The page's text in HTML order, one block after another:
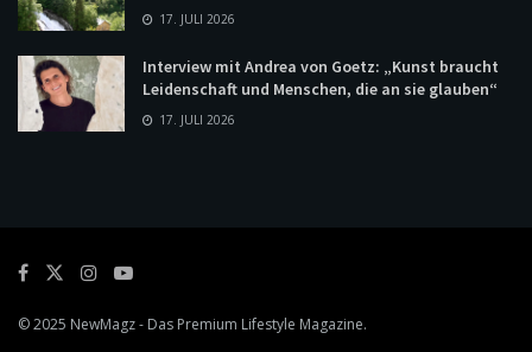
17. JULI 2026
Interview mit Andrea von Goetz: „Kunst braucht
Leidenschaft und Menschen, die an sie glauben“
17. JULI 2026
© 2025 NewMagz- Das Premium Lifestyle Magazine.